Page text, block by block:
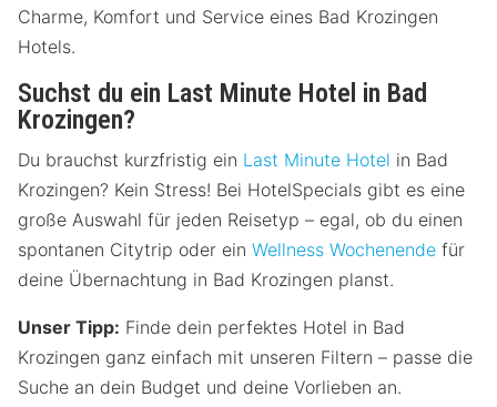
Charme, Komfort und Service eines Bad Krozingen
Hotels.
Suchst du ein Last Minute Hotel in Bad
Krozingen?
Du brauchst kurzfristig ein Last Minute Hotel in Bad
Krozingen? Kein Stress! Bei HotelSpecials gibt es eine
große Auswahl für jeden Reisetyp – egal, ob du einen
spontanen Citytrip oder ein Wellness Wochenende für
deine Übernachtung in Bad Krozingen planst.
Unser Tipp: Finde dein perfektes Hotel in Bad
Krozingen ganz einfach mit unseren Filtern – passe die
Suche an dein Budget und deine Vorlieben an.